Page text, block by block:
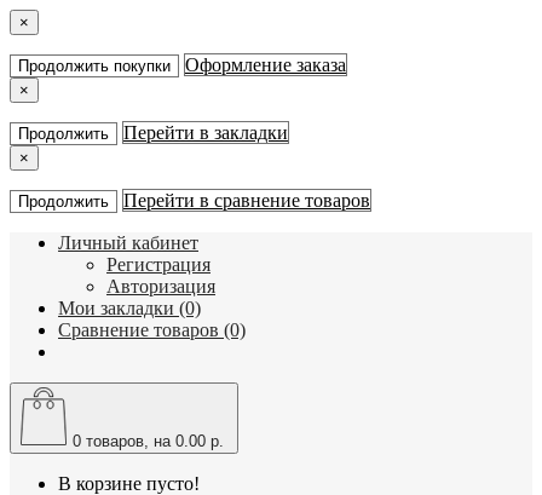
×
Продолжить покупки Оформление заказа
×
Продолжить Перейти в закладки
×
Продолжить Перейти в сравнение товаров
Личный кабинет
Регистрация
Авторизация
Мои закладки (0)
Сравнение товаров (0)
0 товаров, на 0.00 р.
В корзине пусто!